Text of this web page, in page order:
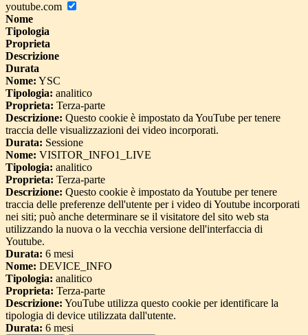
youtube.com
Nome
Tipologia
Proprieta
Descrizione
Durata
Nome: YSC
Tipologia: analitico
Proprieta: Terza-parte
Descrizione: Questo cookie è impostato da YouTube per tenere
traccia delle visualizzazioni dei video incorporati.
Durata: Sessione
Nome: VISITOR_INFO1_LIVE
Tipologia: analitico
Proprieta: Terza-parte
Descrizione: Questo cookie è impostato da Youtube per tenere
traccia delle preferenze dell'utente per i video di Youtube incorporati
nei siti; può anche determinare se il visitatore del sito web sta
utilizzando la nuova o la vecchia versione dell'interfaccia di
Youtube.
Durata: 6 mesi
Nome: DEVICE_INFO
Tipologia: analitico
Proprieta: Terza-parte
Descrizione: YouTube utilizza questo cookie per identificare la
tipologia di device utilizzata dall'utente.
Durata: 6 mesi